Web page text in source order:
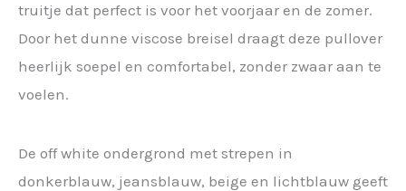
truitje dat perfect is voor het voorjaar en de zomer.
Door het dunne viscose breisel draagt deze pullover
heerlijk soepel en comfortabel, zonder zwaar aan te
voelen.
De off white ondergrond met strepen in
donkerblauw, jeansblauw, beige en lichtblauw geeft